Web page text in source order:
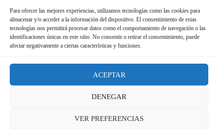
Para ofrecer las mejores experiencias, utilizamos tecnologías como las cookies para
almacenar y/o acceder a la información del dispositivo. El consentimiento de estas
tecnologías nos permitirá procesar datos como el comportamiento de navegación o las
identificaciones únicas en este sitio. No consentir o retirar el consentimiento, puede
afectar negativamente a ciertas características y funciones.
ACEPTAR
DENEGAR
VER PREFERENCIAS
Política de Cookies